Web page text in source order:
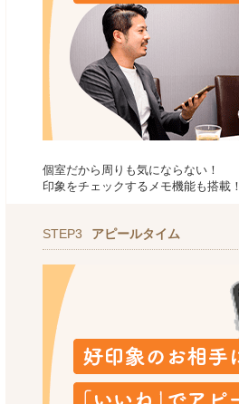
個室だから周りも気にならない！
印象をチェックするメモ機能も搭載！
STEP3 アピールタイム